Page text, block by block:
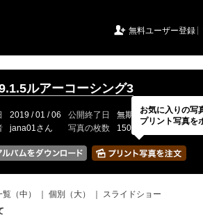
 無料ユーザー登録
ルアーコーシング3
2019 / 01 / 06 公開終了日 無期限 イベント
jana01さん 写真の枚数 150 / 150枚
覧（中） 個別（大）
スライドショー
お気に入りの写
プリント写真を